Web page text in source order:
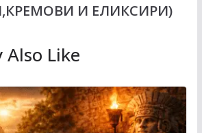
И ЕЛИКСИРИ)
Also Like